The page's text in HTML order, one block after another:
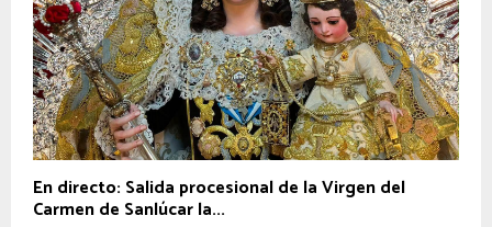
En directo: Salida procesional de la Virgen del
Carmen de Sanlúcar la...